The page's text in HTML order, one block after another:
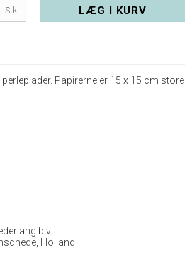
Stk LÆG I KURV
Papirerne er 15 x 15 cm store
b.v.
Holland